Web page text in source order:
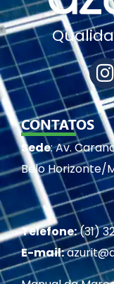
CONTATOS
Sede: Av.
Belo Horizonte/
Telefone:(31)
E-mail: